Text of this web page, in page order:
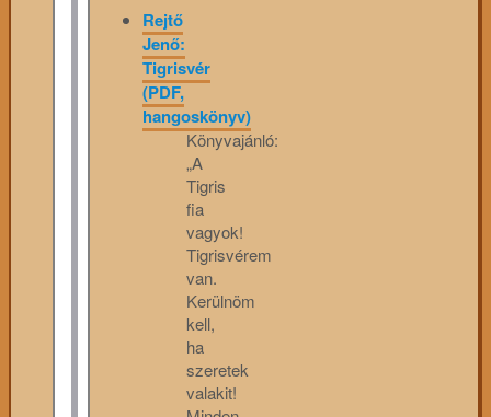
Rejtő
Jenő:
Tigrisvér
(PDF,
hangoskönyv)
Könyvajánló:
„A
Tigris
fia
vagyok!
Tigrisvérem
van.
Kerülnöm
kell,
ha
szeretek
valakit!